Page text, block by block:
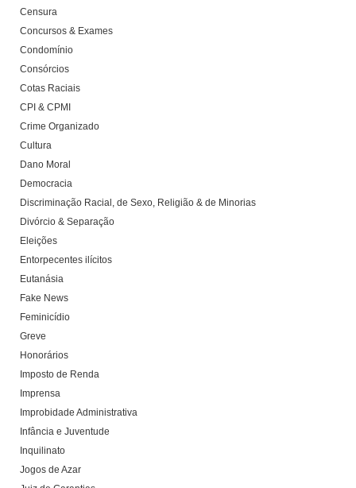
Censura
Concursos & Exames
Condomínio
Consórcios
Cotas Raciais
CPI & CPMI
Crime Organizado
Cultura
Dano Moral
Democracia
Discriminação Racial, de Sexo, Religião & de Minorias
Divórcio & Separação
Eleições
Entorpecentes ilícitos
Eutanásia
Fake News
Feminicídio
Greve
Honorários
Imposto de Renda
Imprensa
Improbidade Administrativa
Infância e Juventude
Inquilinato
Jogos de Azar